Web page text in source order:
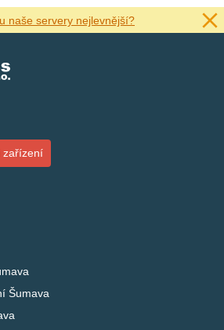
naše servery nejlevnější?
zařízení
Šumava